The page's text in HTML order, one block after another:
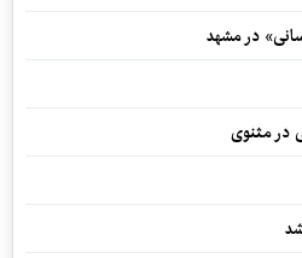
در مشهد
در مثنوی